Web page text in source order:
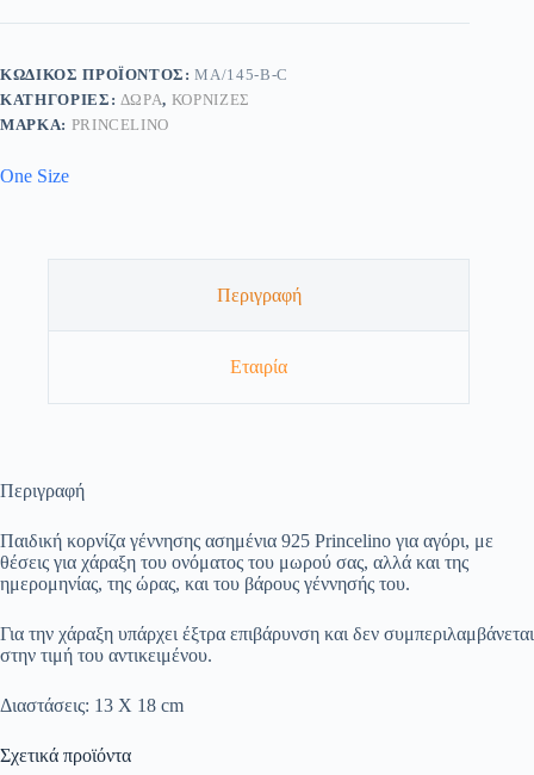
ΚΩΔΙΚΌΣ ΠΡΟΪΌΝΤΟΣ:MA/145-B-C
ΚΑΤΗΓΟΡΊΕΣ: ΔΏΡΑ, ΚΟΡΝΊΖΕΣ
ΜΆΡΚΑ: PRINCELINO
One Size
Περιγραφή
Εταιρία
Περιγραφή
Παιδική κορνίζα γέννησης ασημένια 925 Princelino για αγόρι, με
θέσεις για χάραξη του ονόματος του μωρού σας, αλλά και της
ημερομηνίας, της ώρας, και του βάρους γέννησής του.
Για την χάραξη υπάρχει έξτρα επιβάρυνση και δεν συμπεριλαμβάνεται
στην τιμή του αντικειμένου.
Διαστάσεις: 13 X 18 cm
Σχετικά προϊόντα